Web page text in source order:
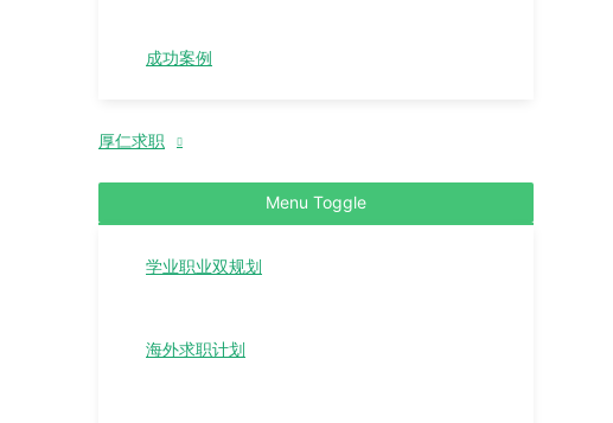
成功案例
厚仁求职
Menu Toggle
学业职业双规划
海外求职计划